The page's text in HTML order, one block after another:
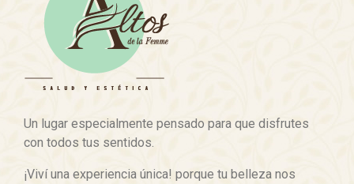
Un lugar especialmente pensado para que disfrutes
con todos tus sentidos.
¡Viví una experiencia única! porque tu belleza nos